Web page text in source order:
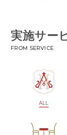
実施サー
FROM SERVICE
ALL